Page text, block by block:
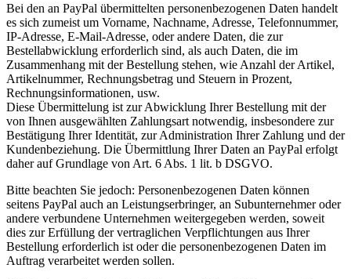
Bei den an PayPal übermittelten personenbezogenen Daten handelt
es sich zumeist um Vorname, Nachname, Adresse, Telefonnummer,
IP-Adresse, E-Mail-Adresse, oder andere Daten, die zur
Bestellabwicklung erforderlich sind, als auch Daten, die im
Zusammenhang mit der Bestellung stehen, wie Anzahl der Artikel,
Artikelnummer, Rechnungsbetrag und Steuern in Prozent,
Rechnungsinformationen, usw.
Diese Übermittelung ist zur Abwicklung Ihrer Bestellung mit der
von Ihnen ausgewählten Zahlungsart notwendig, insbesondere zur
Bestätigung Ihrer Identität, zur Administration Ihrer Zahlung und der
Kundenbeziehung. Die Übermittlung Ihrer Daten an PayPal erfolgt
daher auf Grundlage von Art. 6 Abs. 1 lit. b DSGVO.
Bitte beachten Sie jedoch: Personenbezogenen Daten können
seitens PayPal auch an Leistungserbringer, an Subunternehmer oder
andere verbundene Unternehmen weitergegeben werden, soweit
dies zur Erfüllung der vertraglichen Verpflichtungen aus Ihrer
Bestellung erforderlich ist oder die personenbezogenen Daten im
Auftrag verarbeitet werden sollen.